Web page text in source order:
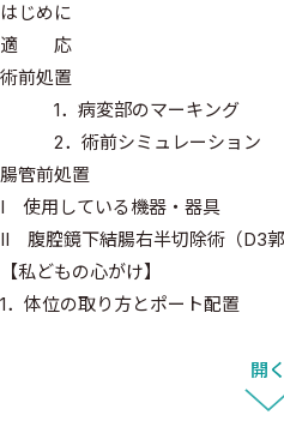
はじめに
適 応
術前処置
1．病変部のマーキン
2．術前シミュレーショ
腸管前処置
I 使用している機器・器具
II 腹腔鏡下結腸右半切除術（D3
【私どもの心がけ
1．体位の取り方とポート配置
3．内側アプロー
3-1 Surgical trunkの
開く